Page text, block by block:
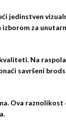
jedinstven
za
Na
savršeni
Ova raznolikost